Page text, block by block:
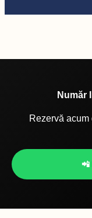
Număr
Rezervă acum
📲